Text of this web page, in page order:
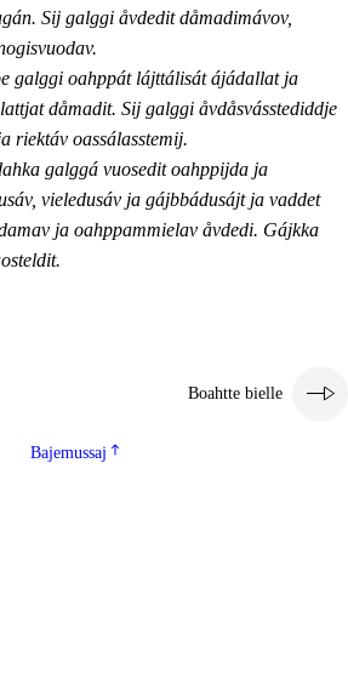
Sij galggi åvdedit dåmadimávov,
galggi oahppát lájttálisát ájádallat ja
dåmadit. Sij galggi åvdåsvásstediddje
riektáv oassálasstemij.
galggá vuosedit oahppijda ja
vieledusáv ja gájbbádusájt ja vaddet
ja oahppammielav åvdedi. Gájkka
Boahtte bielle
Bajemussaj